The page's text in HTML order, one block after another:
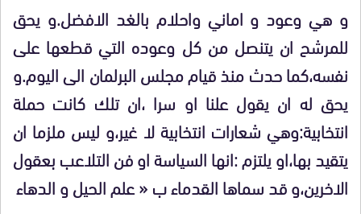
و هي وعود و اماني واحلام بالغد الافضل.و يحق
للمرشح ان يتنصل من كل وعوده التي قطعها على
نفسه،كما حدث منذ قيام مجلس البرلمان الى اليوم.و
يحق له ان يقول علنا او سرا ،ان تلك كانت حملة
انتخابية:وهي شعارات انتخابية لا غير،و ليس ملزما ان
يتقيد بها،او يلتزم :انها السياسة او فن التلاعب بعقول
الاخرين،و قد سماها القدماء ب « علم الحيل و الدهاء